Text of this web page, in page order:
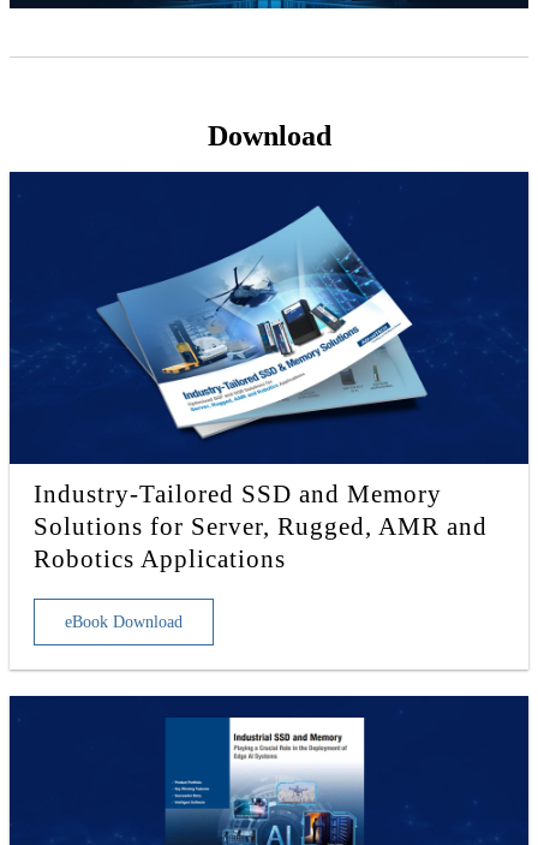
Download
Industry-Tailored SSD and Memory
Solutions for Server, Rugged, AMR and
Robotics Applications
eBook Download